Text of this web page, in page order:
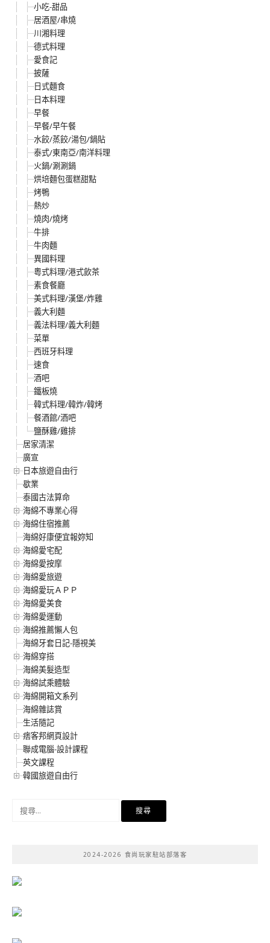
小吃-甜品
居酒屋/串燒
川湘料理
德式料理
愛食記
披薩
日式麵食
日本料理
早餐
早餐/早午餐
水餃/蒸餃/湯包/鍋貼
泰式/東南亞/南洋料理
火鍋/涮涮鍋
烘培麵包蛋糕甜點
烤鴨
熱炒
燒肉/燒烤
牛排
牛肉麵
異國料理
粵式料理/港式飲茶
素食餐廳
美式料理/漢堡/炸雞
義大利麵
義法料理/義大利麵
菜單
西班牙料理
速食
酒吧
鐵板燒
韓式料理/韓炸/韓烤
餐酒館/酒吧
鹽酥雞/雞排
居家清潔
廣宣
日本旅遊自由行
歇業
泰國古法算命
海綿不專業心得
海綿住宿推薦
海綿好康便宜報妳知
海綿愛宅配
海綿愛按摩
海綿愛旅遊
海綿愛玩ＡＰＰ
海綿愛美食
海綿愛運動
海綿推薦懶人包
海綿牙套日記-隱視美
海綿穿搭
海綿美髮造型
海綿試乘體驗
海綿開箱文系列
海綿雜誌賞
生活隨記
痞客邦網頁設計
聯成電腦-設計課程
英文課程
韓國旅遊自由行
2024-2026 食尚玩家駐站部落客